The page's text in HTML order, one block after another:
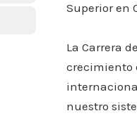
Superior en
La Carrera
crecimiento
nuestro